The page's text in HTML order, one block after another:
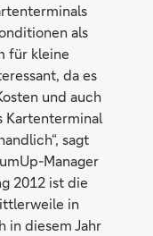
als
für kleine
da es
und auch
Kartenterminal
sagt
Manager
2012 ist die
in
in diesem Jahr